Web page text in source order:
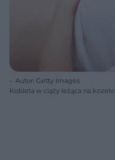
Autor: Getty Images
Kobieta w ciąży leżąca na
Zdrowie znajdziesz porady